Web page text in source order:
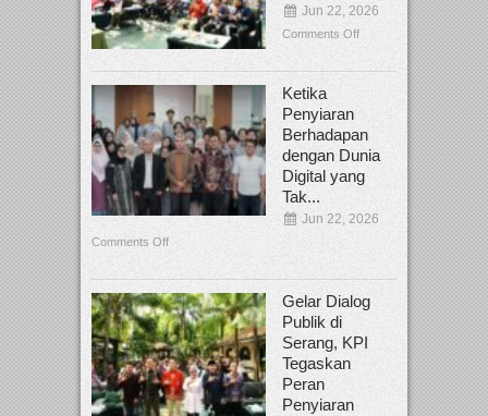
Jun 22, 2026
Comments Off
Ketika
Penyiaran
Berhadapan
dengan Dunia
Digital yang
Tak...
Jun 22, 2026
Comments Off
Gelar Dialog
Publik di
Serang, KPI
Tegaskan
Peran
Penyiaran